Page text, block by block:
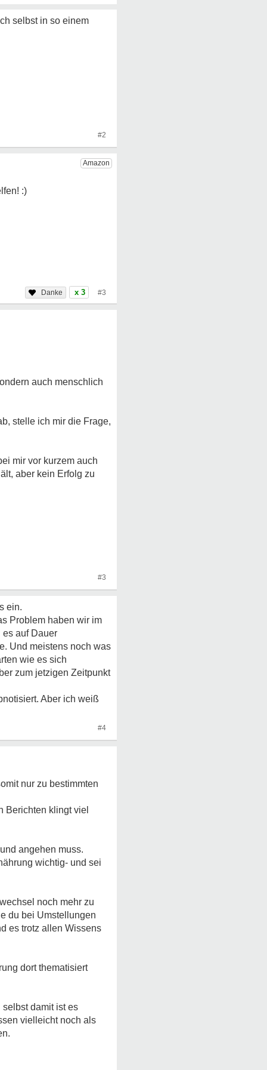
selbst in so einem
#2
x 3 #3
auch menschlich
stelle ich mir die Frage,
mir vor kurzem auch
aber kein Erfolg zu
#3
ein.
Problem haben wir im
es auf Dauer
Und meistens noch was
wie es sich
zum jetzigen Zeitpunkt
Aber ich weiß
#4
nur zu bestimmten
Berichten klingt viel
angehen muss.
wichtig- und sei
noch mehr zu
du bei Umstellungen
es trotz allen Wissens
dort thematisiert
damit ist es
vielleicht noch als